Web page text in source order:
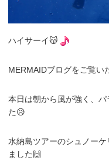
ハイサーイ😽
MERMAIDブログをご覧い
本日は朝から風が強く、
た😥
水納島ツアーのシュノー
ました🙌